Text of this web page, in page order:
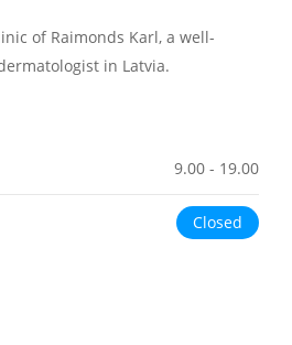
of Raimonds Karl, a well-
in Latvia.
9.00 - 19.00
Closed